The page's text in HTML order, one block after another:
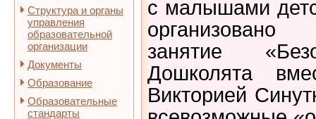
Структура и органы
управления
образовательной
организации
Документы
Образование
Образовательные
стандарты
с малышами
организовано
занятие
Дошколята
Викторией